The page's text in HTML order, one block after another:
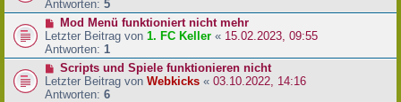
Antworten: 5
Mod Menü funktioniert nicht mehr
Letzter Beitrag von 1. FC Keller « 15.02.2023, 09:55
Antworten: 1
Scripts und Spiele funktionieren nicht
Letzter Beitrag von Webkicks « 03.10.2022, 14:16
Antworten: 6